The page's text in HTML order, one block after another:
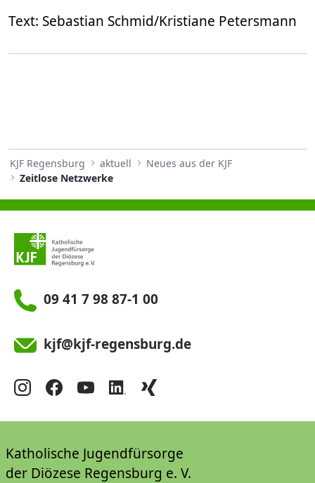
Text: Sebastian Schmid/Kristiane Petersmann
KJF Regensburg aktuell
Neues aus der KJF
Zeitlose Netzwerke
09 41 7 98 87-1 00
kjf@kjf-regensburg.de
Katholische Jugendfürsorge
der Diözese Regensburg e. V.